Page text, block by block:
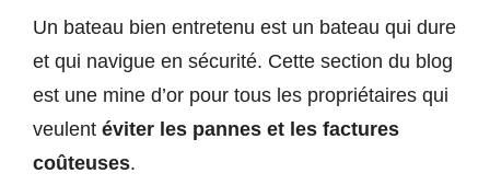
Un bateau bien entretenu est un bateau qui dure
et qui navigue en sécurité. Cette section du blog
est une mine d’or pour tous les propriétaires qui
veulent éviter les pannes et les factures
coûteuses.